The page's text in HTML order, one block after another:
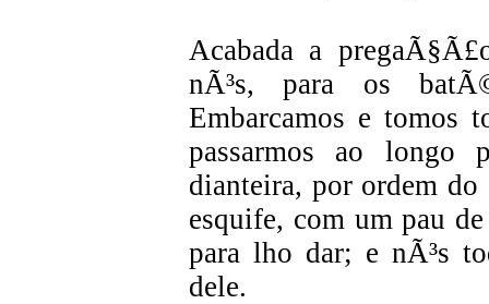
Acabada a
nÃ³s, para os
Embarcamos e
passarmos ao longo
dianteira, por ordem
esquife, com um pau
para lho dar; e nÃ³s
dele.